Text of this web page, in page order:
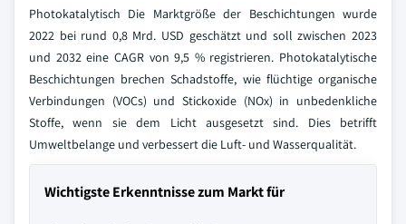
Photokatalytisch Die Marktgröße der Beschichtungen wurde
2022 bei rund 0,8 Mrd. USD geschätzt und soll zwischen 2023
und 2032 eine CAGR von 9,5 % registrieren. Photokatalytische
Beschichtungen brechen Schadstoffe, wie flüchtige organische
Verbindungen (VOCs) und Stickoxide (NOx) in unbedenkliche
Stoffe, wenn sie dem Licht ausgesetzt sind. Dies betrifft
Umweltbelange und verbessert die Luft- und Wasserqualität.
Wichtigste Erkenntnisse zum Markt für